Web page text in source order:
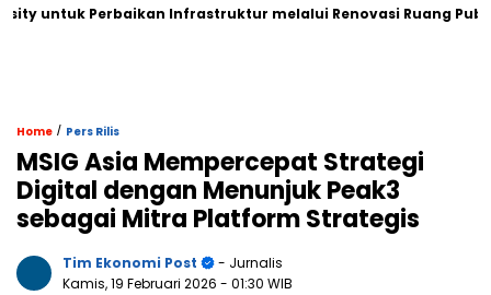
Perbaikan Infrastruktur melalui Renovasi Ruang Publik
Home / Pers Rilis
MSIG Asia Mempercepat Strategi
Digital dengan Menunjuk Peak3
sebagai Mitra Platform Strategis
Tim Ekonomi Post
- Jurnalis
Kamis, 19 Februari 2026 - 01:30 WIB